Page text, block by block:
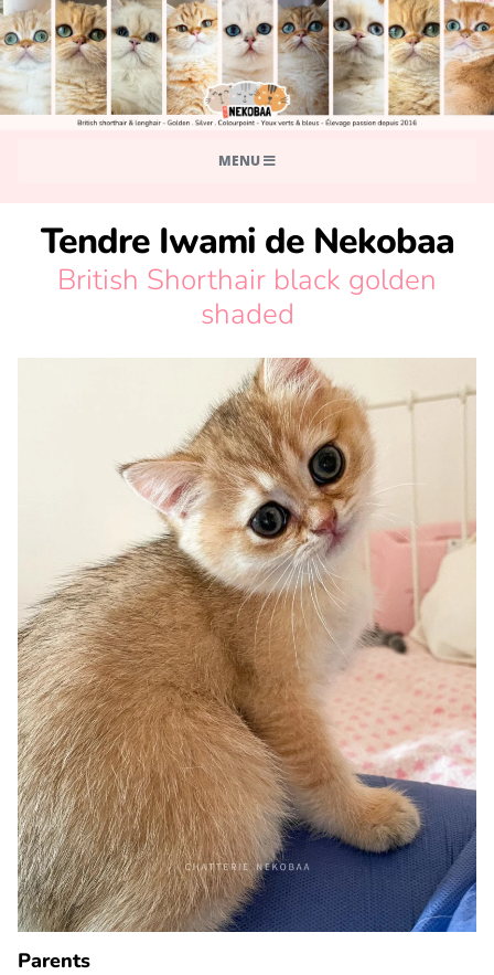
MENU
Tendre Iwami de Nekobaa
British Shorthair black golden
shaded
Parents